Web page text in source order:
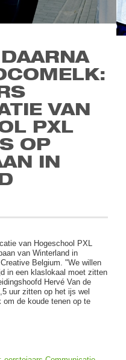
VAN
PXL
OP
IN
van Hogeschool PXL
van Winterland in
Belgium. "We willen
in een klaslokaal moet zitten
Hervé Van de
uur zitten op het ijs wel
om de koude tenen op te